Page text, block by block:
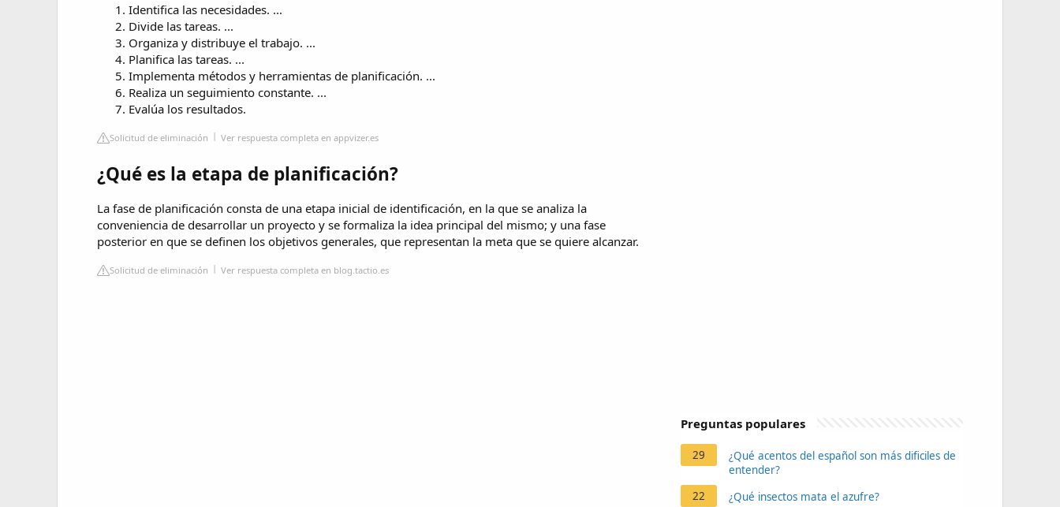
Identifica las necesidades. ...
Divide las tareas. ...
Organiza y distribuye el trabajo. ...
Planifica las tareas. ...
Implementa métodos y herramientas de planificación. ...
Realiza un seguimiento constante. ...
Evalúa los resultados.
Solicitud de eliminación Ver respuesta completa en appvizer.es
¿Qué es la etapa de planificación?
La fase de planificación consta de una etapa inicial de identificación, en la que se analiza la
conveniencia de desarrollar un proyecto y se formaliza la idea principal del mismo; y una fase
posterior en que se definen los objetivos generales, que representan la meta que se quiere alcanzar.
Solicitud de eliminación Ver respuesta completa en blog.tactio.es
Preguntas populares
29
¿Qué acentos del español son más dificiles de
entender?
22
¿Qué insectos mata el azufre?